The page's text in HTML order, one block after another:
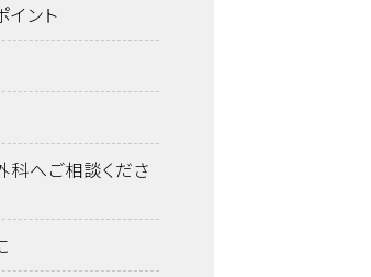
ント
へご相談くださ